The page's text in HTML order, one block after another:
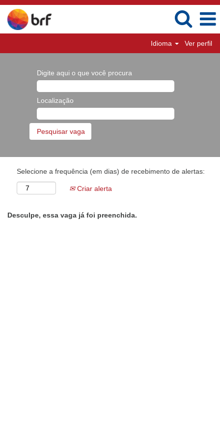
Idioma Ver perfil
Digite aqui o que você procura
Localização
Selecione a frequência (em dias) de recebimento de alertas:
Criar alerta
Desculpe, essa vaga já foi preenchida.